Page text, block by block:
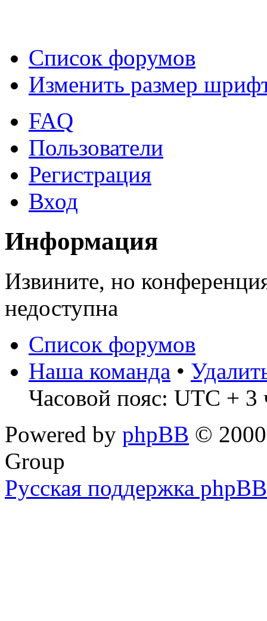
Список форумов
Изменить размер
FAQ
Пользователи
Регистрация
Вход
Информация
Извините, но
недоступна
Список форумов
Наша команда •
Часовой пояс: UTC + 3
Powered by phpBB ©
Group
Русская поддержка phpBB